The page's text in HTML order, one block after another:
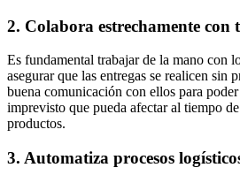
2. Colabora estrechamente con
Es fundamental trabajar de la mano con
asegurar que las entregas se realicen sin
buena comunicación con ellos para
imprevisto que pueda afectar al tiempo
productos.
3. Automatiza procesos